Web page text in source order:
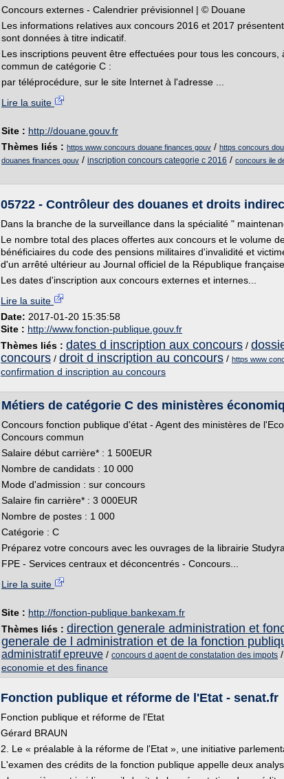
Concours externes - Calendrier prévisionnel | © Douane
Les informations relatives aux concours 2016 et 2017
sont données à titre indicatif.
Les inscriptions peuvent être effectuées pour tous les concours,
commun de catégorie C :
par téléprocédure, sur le site Internet à l'adresse ...
Lire la suite
Site : http://douane.gouv.fr
Thèmes liés : https www concours douane finances gouv / https concours
douanes finances gouv / inscription concours categorie c 2016 / concours ile
05722 - Contrôleur des douanes et droits
Dans la branche de la surveillance dans la spécialité "
Le nombre total des places offertes aux concours et le volume
bénéficiaires du code des pensions militaires d'invalidité et
d'un arrêté ultérieur au Journal officiel de la République française.
Les dates d'inscription aux concours externes et internes...
Lire la suite
Date: 2017-01-20 15:35:58
Site : http://www.fonction-publique.gouv.fr
Thèmes liés : dates d inscription aux concours /
concours / droit d inscription au concours / https www
confirmation d inscription au concours
Métiers de catégorie C des ministères
Concours fonction publique d'état - Agent des ministères de
Concours commun
Salaire début carrière* : 1 500EUR
Nombre de candidats : 10 000
Mode d'admission : sur concours
Salaire fin carrière* : 3 000EUR
Nombre de postes : 1 000
Catégorie : C
Préparez votre concours avec les ouvrages de la librairie
FPE - Services centraux et déconcentrés - Concours...
Lire la suite
Site : http://fonction-publique.bankexam.fr
Thèmes liés : direction generale administration et
generale de l administration et de la fonction
administratif epreuve / concours d agent de constatation des impots /
economie et des finance
Fonction publique et réforme de l'Etat - senat.fr
Fonction publique et réforme de l'Etat
Gérard BRAUN
2. Le « préalable à la réforme de l'Etat », une initiative
L'examen des crédits de la fonction publique appelle deux